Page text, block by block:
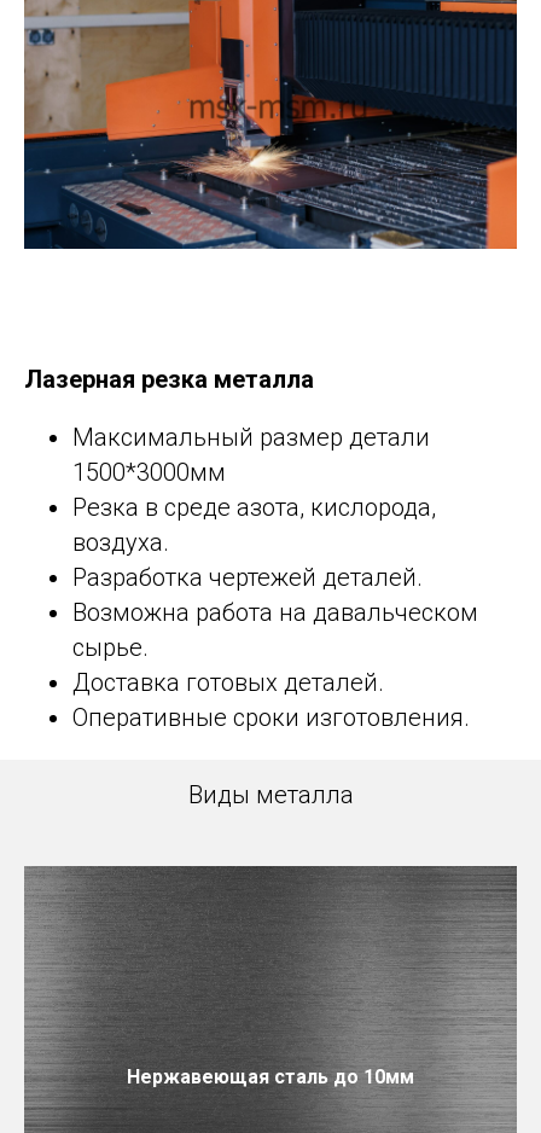
Лазерная резка металла
Максимальный размер детали
1500*3000мм
Резка в среде азота, кислорода,
воздуха.
Разработка чертежей деталей.
Возможна работа на давальческом
сырье.
Доставка готовых деталей.
Оперативные сроки изготовления.
Виды металла
Нержавеющая сталь до 10мм